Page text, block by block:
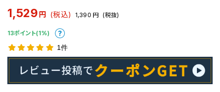
1,529 円 (税込) 1,390 円 (税抜)
13ポイント(1%)
1件